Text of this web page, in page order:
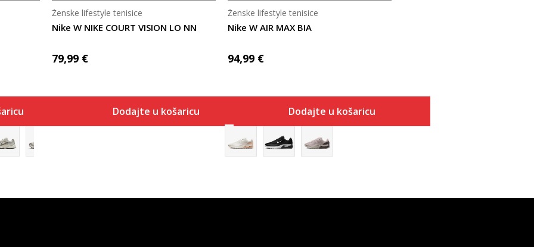
Nike W NIKE COURT VISION LO NN
Ženske lifestyle tenisice
79,99 €
Dodajte u košaricu
Nike W AIR MAX BIA
Ženske lifestyle tenisice
94,99 €
Dodajte u košaricu